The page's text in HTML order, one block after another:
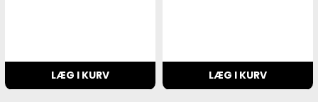
LÆG I KURV LÆG I KURV